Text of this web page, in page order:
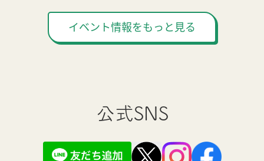
イベント情報をもっと見る
公式SNS